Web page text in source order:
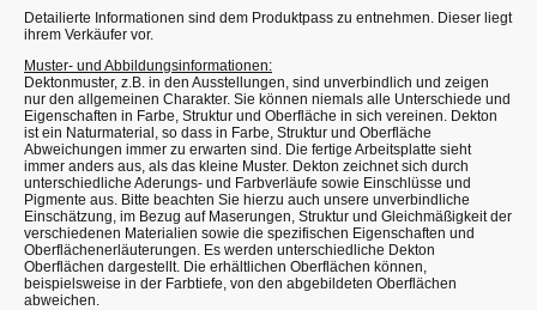
Detailierte Informationen sind dem Produktpass zu entnehmen. Dieser liegt
ihrem Verkäufer vor.
Muster- und Abbildungsinformationen:
Dektonmuster, z.B. in den Ausstellungen, sind unverbindlich und zeigen
nur den allgemeinen Charakter. Sie können niemals alle Unterschiede und
Eigenschaften in Farbe, Struktur und Oberfläche in sich vereinen. Dekton
ist ein Naturmaterial, so dass in Farbe, Struktur und Oberfläche
Abweichungen immer zu erwarten sind. Die fertige Arbeitsplatte sieht
immer anders aus, als das kleine Muster. Dekton zeichnet sich durch
unterschiedliche Aderungs- und Farbverläufe sowie Einschlüsse und
Pigmente aus. Bitte beachten Sie hierzu auch unsere unverbindliche
Einschätzung, im Bezug auf Maserungen, Struktur und Gleichmäßigkeit der
verschiedenen Materialien sowie die spezifischen Eigenschaften und
Oberflächenerläuterungen. Es werden unterschiedliche Dekton
Oberflächen dargestellt. Die erhältlichen Oberflächen können,
beispielsweise in der Farbtiefe, von den abgebildeten Oberflächen
abweichen.